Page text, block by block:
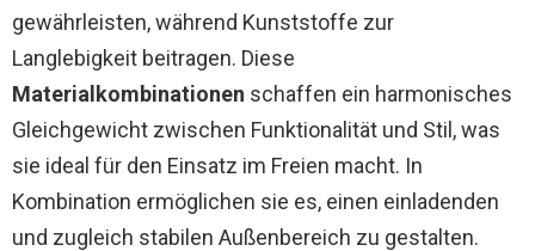
gewährleisten, während Kunststoffe zur
Langlebigkeit beitragen. Diese
Materialkombinationen schaffen ein harmonisches
Gleichgewicht zwischen Funktionalität und Stil, was
sie ideal für den Einsatz im Freien macht. In
Kombination ermöglichen sie es, einen einladenden
und zugleich stabilen Außenbereich zu gestalten.